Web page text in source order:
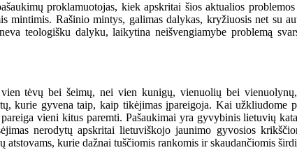
proklamuotojas, kiek apskritai šios aktualios problemos
mintimis. Rašinio mintys, galimas dalykas, kryžiuosis net su
teologišku dalyku, laikytina neišvengiamybe problemą
tėvų bei šeimų, nei vien kunigų, vienuolių bei
kurie gyvena taip, kaip tikėjimas įpareigoja. Kai užkliudome
vieni kitus paremti. Pašaukimai yra gyvybinis lietuvių
nerodytų apskritai lietuviškojo jaunimo gyvosios
kurie dažnai tuščiomis rankomis ir skaudančiomis